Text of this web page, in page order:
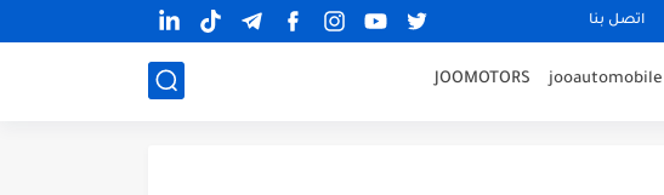
اتصل بنا
JOOMOTORS